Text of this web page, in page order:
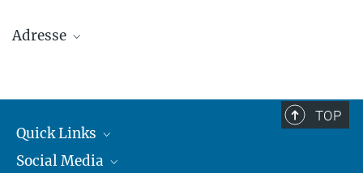
Adresse
+49 6131 305-1309
Hahn-Meitner-Weg 1, 55128 Mainz
TOP
Quick Links
Journalisten
Social Media